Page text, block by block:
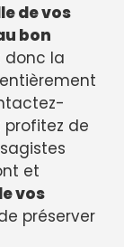
de vos
bon
donc la
profitez de
et
vos
préserver